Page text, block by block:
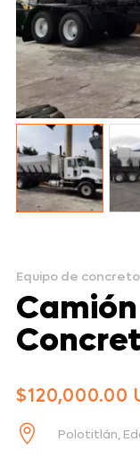
Equipo de concreto
$120,000.00
 Polotitlán,